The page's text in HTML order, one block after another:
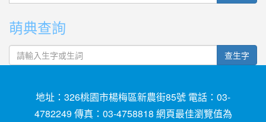
萌典查詢
查生字
地址：326桃園市楊梅區新農街85號 電話：03-
4782249 傳真：03-4758818 網頁最佳瀏覽值為